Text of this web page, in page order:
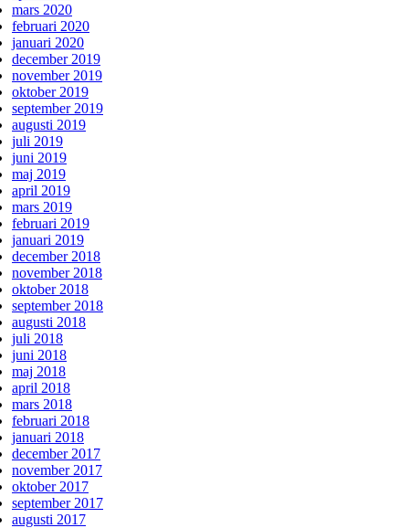
mars 2020
februari 2020
januari 2020
december 2019
november 2019
oktober 2019
september 2019
augusti 2019
juli 2019
juni 2019
maj 2019
april 2019
mars 2019
februari 2019
januari 2019
december 2018
november 2018
oktober 2018
september 2018
augusti 2018
juli 2018
juni 2018
maj 2018
april 2018
mars 2018
februari 2018
januari 2018
december 2017
november 2017
oktober 2017
september 2017
augusti 2017